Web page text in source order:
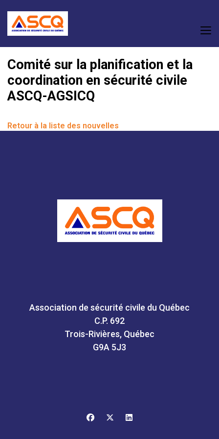
Comité sur la planification et la
coordination en sécurité civile
ASCQ-AGSICQ
Retour à la liste des nouvelles
Association de sécurité civile du Québec
C.P. 692
Trois-Rivières, Québec
G9A 5J3
facebookx-twitterlinkedin